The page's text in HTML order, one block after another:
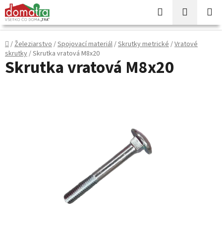
Prejsť
na
obsah
Hľadať
KOŠÍK
Domov
/Železiarstvo/Spojovací materiál/Skrutky metrické/Vratové
skrutky/Skrutka vratová M8x20
Skrutka vratová M8x20